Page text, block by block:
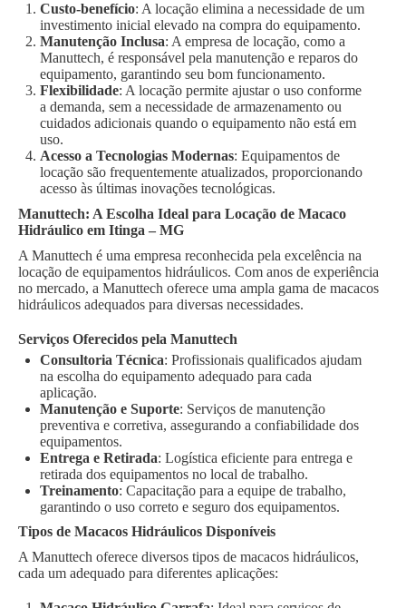
Custo-benefício: A locação elimina a necessidade de um
investimento inicial elevado na compra do equipamento.
Manutenção Inclusa: A empresa de locação, como a
Manuttech, é responsável pela manutenção e reparos do
equipamento, garantindo seu bom funcionamento.
Flexibilidade: A locação permite ajustar o uso conforme
a demanda, sem a necessidade de armazenamento ou
cuidados adicionais quando o equipamento não está em
uso.
Acesso a Tecnologias Modernas: Equipamentos de
locação são frequentemente atualizados, proporcionando
acesso às últimas inovações tecnológicas.
Manuttech: A Escolha Ideal para Locação de Macaco
Hidráulico em Itinga – MG
A Manuttech é uma empresa reconhecida pela excelência na
locação de equipamentos hidráulicos. Com anos de experiência
no mercado, a Manuttech oferece uma ampla gama de macacos
hidráulicos adequados para diversas necessidades.
Serviços Oferecidos pela Manuttech
Consultoria Técnica: Profissionais qualificados ajudam
na escolha do equipamento adequado para cada
aplicação.
Manutenção e Suporte: Serviços de manutenção
preventiva e corretiva, assegurando a confiabilidade dos
equipamentos.
Entrega e Retirada: Logística eficiente para entrega e
retirada dos equipamentos no local de trabalho.
Treinamento: Capacitação para a equipe de trabalho,
garantindo o uso correto e seguro dos equipamentos.
Tipos de Macacos Hidráulicos Disponíveis
A Manuttech oferece diversos tipos de macacos hidráulicos,
cada um adequado para diferentes aplicações: